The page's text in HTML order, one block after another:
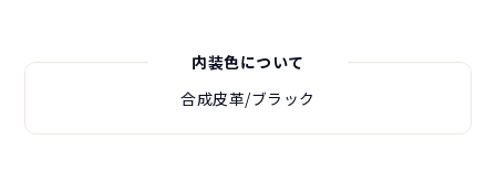
内装色について
合成皮革/ブラック